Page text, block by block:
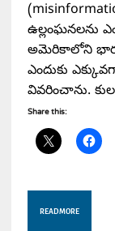
ఉల్లంఘనలను
అమెరికాలోని
ఎందుకు
వివరించాను.
Share this:
READ MORE